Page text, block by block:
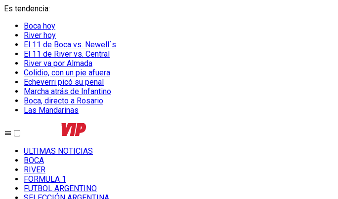
Es tendencia:
Boca hoy
River hoy
El 11 de Boca vs. Newell´s
El 11 de River vs. Central
River va por Almada
Colidio, con un pie afuera
Echeverri picó su penal
Marcha atrás de Infantino
Boca, directo a Rosario
Las Mandarinas
ULTIMAS NOTICIAS
BOCA
RIVER
FORMULA 1
FUTBOL ARGENTINO